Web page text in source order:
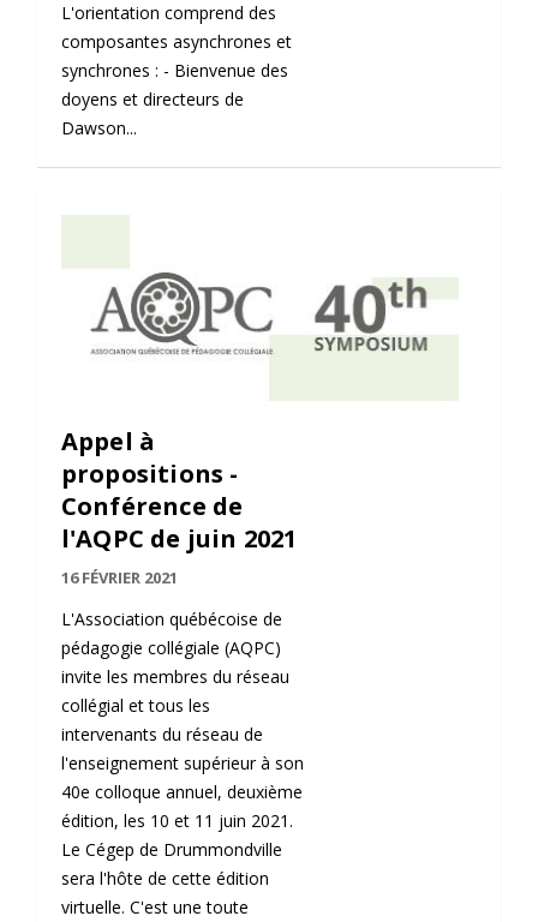
L'orientation comprend des
composantes asynchrones et
synchrones : - Bienvenue des
doyens et directeurs de
Dawson...
Appel à
propositions -
Conférence de
l'AQPC de juin 2021
16 FÉVRIER 2021
L'Association québécoise de
pédagogie collégiale (AQPC)
invite les membres du réseau
collégial et tous les
intervenants du réseau de
l'enseignement supérieur à son
40e colloque annuel, deuxième
édition, les 10 et 11 juin 2021.
Le Cégep de Drummondville
sera l'hôte de cette édition
virtuelle. C'est une toute